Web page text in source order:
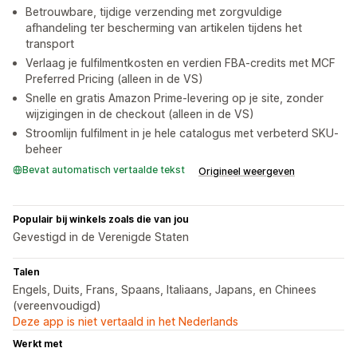
Betrouwbare, tijdige verzending met zorgvuldige
afhandeling ter bescherming van artikelen tijdens het
transport
Verlaag je fulfilmentkosten en verdien FBA-credits met MCF
Preferred Pricing (alleen in de VS)
Snelle en gratis Amazon Prime-levering op je site, zonder
wijzigingen in de checkout (alleen in de VS)
Stroomlijn fulfilment in je hele catalogus met verbeterd SKU-
beheer
Bevat automatisch vertaalde tekst Origineel weergeven
Populair bij winkels zoals die van jou
Gevestigd in de Verenigde Staten
Talen
Engels, Duits, Frans, Spaans, Italiaans, Japans, en Chinees
(vereenvoudigd)
Deze app is niet vertaald in het Nederlands
Werkt met